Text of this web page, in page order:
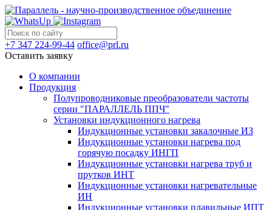
+7 347 224-99-44 office@prl.ru
Оставить заявку
О компании
Продукция
Полупроводниковые преобразователи частоты
серии "ПАРАЛЛЕЛЬ ППЧ"
Установки индукционного нагрева
Индукционные установки закалочные ИЗ
Индукционные установки нагрева под
горячую посадку ИНГП
Индукционные установки нагрева труб и
прутков ИНТ
Индукционные установки нагревательные
ИН
Индукционные установки плавильные ИПТ